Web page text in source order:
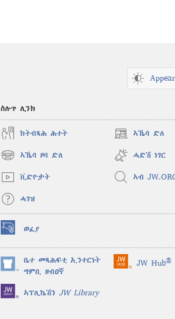
ስሉጥ ሊንክ
ክትብጻሕ ሕተት ኣኼባ ድለ
(opens
new
window)
ኣኼባ ዞባ ድለ
(opens
new
window)
ሓድሽ ነገር
ቪድዮታት ኣብ
ሓገዝ
ወፈያ
(opens
new
window)ቤተ መጻሕፍቲ ኢንተርነት
ግምቢ ዘብዐኛ
(opens
new
window)
JW Hub®
(opens
ኣፕሊኬሽን JW Library